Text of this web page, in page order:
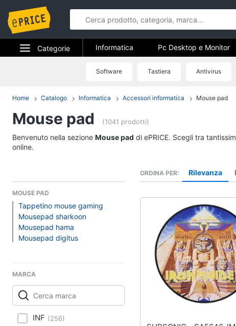
Categorie
Elettrodomestici
Telefonia
Tv e Home Cinema
Videogiochi
Audio e musica
Clima
Salute e igiene
Beauty
Informatica
Pc Desktop e Monitor
Vedi tutti
Stampanti e Scanner
Stampanti
Stampanti 3D
Scanner
Stampanti laser
Vedi tutti
Informatica Pc Desktop e Monitor
Software Tastiera Antivirus
Home Catalogo Informatica Accessori informatica Mouse pad
Mouse pad (1041 prodotti)
Benvenuto nella sezione Mouse pad di ePRICE. Scegli tra
online.
MOUSE PAD
Tappetino mouse gaming
Mousepad sharkoon
Mousepad hama
Mousepad digitus
MARCA
INF (256)
ORDINA PER Rilevanza